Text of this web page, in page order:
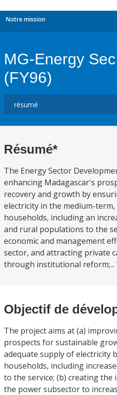
Notre mission
MG-Energy
(FY96)
Résumé*
The Energy Sector
enhancing Madagascar's
recovery and growth by
electricity in the medium-
households, including an
and rural populations to the
economic and management
sector, and attracting private
through institutional reform;...
Objectif de
The project aims at (a)
prospects for sustainable
adequate supply of electricity
households, including
to the service; (b) creating
the power subsector to